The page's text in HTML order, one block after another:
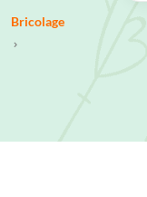
Bricolage